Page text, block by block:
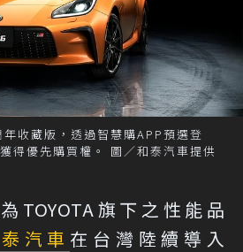
收藏版，透過智慧購APP預選登
得優先購買權。 圖／和泰汽車提供
TOYOTA旗下之性能品
汽車 在台灣陸續導入